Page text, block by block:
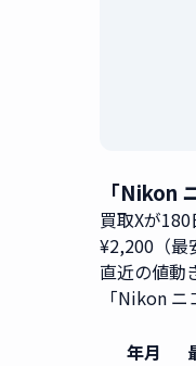
「Nikon
買取Xが
¥2,200（最
直近の値動
「Nikon
年月